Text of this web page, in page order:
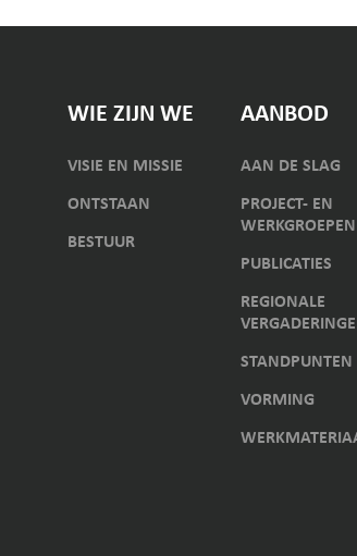
WIE ZIJN WE
VISIE EN MISSIE
ONTSTAAN
BESTUUR
AANBOD
AAN DE SLAG
PROJECT- EN
WERKGROEPEN
PUBLICATIES
REGIONALE
STANDPUNTEN
VORMING